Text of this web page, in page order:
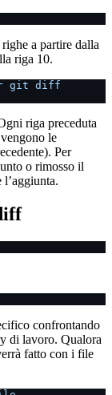
a partire dalla
riga 10.
git diff
riga preceduta
le
Per
o rimosso il
confrontando
di lavoro. Qualora
fatto con i file